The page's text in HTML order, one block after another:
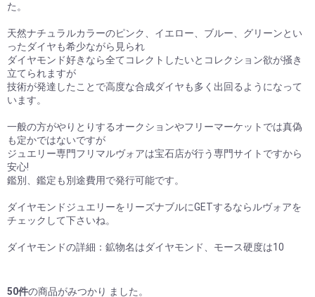
た。
天然ナチュラルカラーのピンク、イエロー、ブルー、グリーンとい
ったダイヤも希少ながら見られ
ダイヤモンド好きなら全てコレクトしたいとコレクション欲が掻き
立てられますが
技術が発達したことで高度な合成ダイヤも多く出回るようになって
います。
一般の方がやりとりするオークションやフリーマーケットでは真偽
も定かではないですが
ジュエリー専門フリマルヴォアは宝石店が行う専門サイトですから
安心!
鑑別、鑑定も別途費用で発行可能です。
ダイヤモンドジュエリーをリーズナブルにGETするならルヴォアを
チェックして下さいね。
ダイヤモンドの詳細：鉱物名はダイヤモンド、モース硬度は10
50件の商品がみつかり ました。